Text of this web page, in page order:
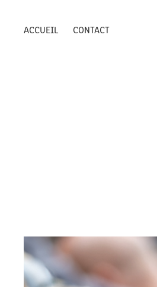
ACCUEIL CONTACT